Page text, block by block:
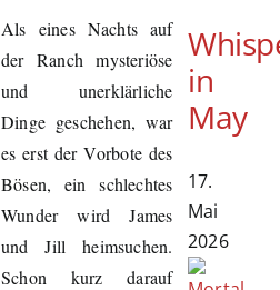
Als eines Nachts auf
der Ranch mysteriöse
und unerklärliche
Dinge geschehen, war
es erst der Vorbote des
Bösen, ein schlechtes
Wunder wird James
und Jill heimsuchen.
Schon kurz darauf
in
May
17.
Mai
2026